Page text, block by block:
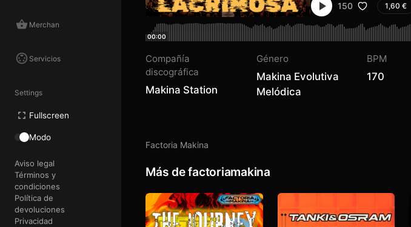
Merchan
Servicios
Settings
Fullscreen
Modo
Aviso legal
Términos y
condiciones
Política de
devoluciones
Privacidad
150 1,60 €
00:00
Compañía
discográfica
Makina Station
Género
Makina Evolutiva
Melódica
BPM
170
Factoria Makina
Más de factoriamakina